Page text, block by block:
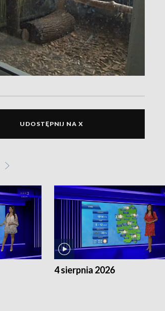
UDOSTĘPNIJ NA X
4 sierpnia 2026